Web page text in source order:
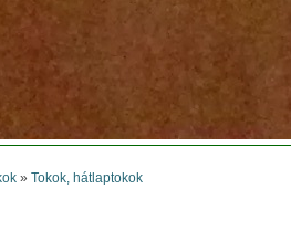
» Tokok, hátlaptokok